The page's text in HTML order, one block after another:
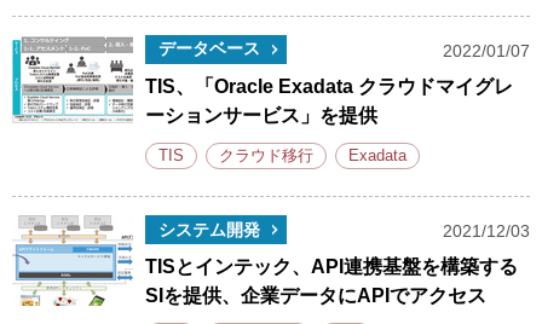
データベース 2022/01/07
TIS、「Oracle Exadata クラウドマイグレ
ーションサービス」を提供
TIS クラウド移行 Exadata
システム開発 2021/12/03
TISとインテック、API連携基盤を構築する
SIを提供、企業データにAPIでアクセス